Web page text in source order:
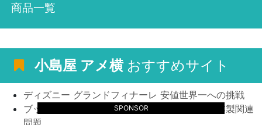
商品一覧
小島屋 アメ横おすすめサイト
ディズニー グランドフィナーレ 安値世界一への挑戦
ブックマーカーが陥りがちなマスク ピンク 日本製関連
SPONSOR